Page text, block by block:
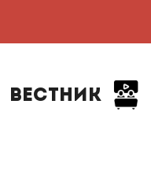
ВЕСТНИК